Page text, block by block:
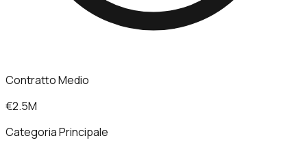
Contratto Medio
€2.5M
Categoria Principale